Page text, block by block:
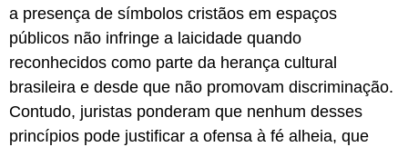
a presença de símbolos cristãos em espaços
públicos não infringe a laicidade quando
reconhecidos como parte da herança cultural
brasileira e desde que não promovam discriminação.
Contudo, juristas ponderam que nenhum desses
princípios pode justificar a ofensa à fé alheia, que